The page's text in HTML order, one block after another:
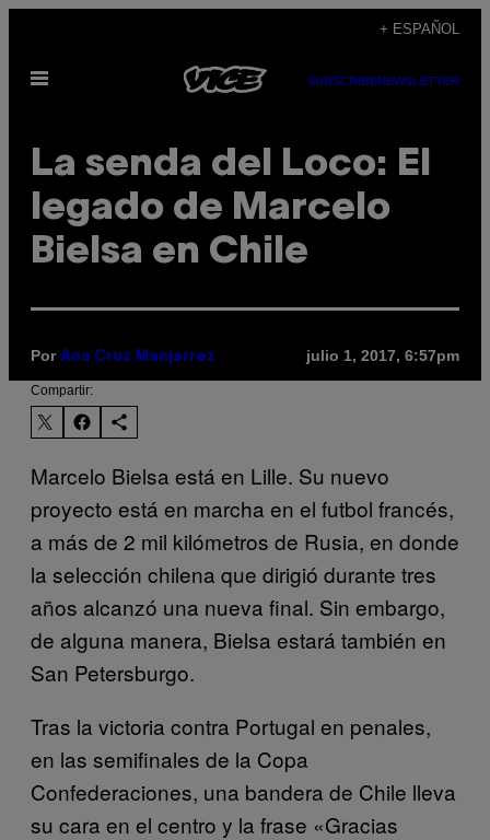
contenido
+ ESPAÑOL
Abrir
SUBSCRIBENEWSLETTER
La senda del Loco: El
legado de Marcelo
Bielsa en Chile
Por Ana Cruz Manjarrez julio 1, 2017, 6:57pm
Compartir:
Marcelo Bielsa está en Lille. Su nuevo
proyecto está en marcha en el futbol francés,
a más de 2 mil kilómetros de Rusia, en donde
la selección chilena que dirigió durante tres
años alcanzó una nueva final. Sin embargo,
de alguna manera, Bielsa estará también en
San Petersburgo.
Tras la victoria contra Portugal en penales,
en las semifinales de la Copa
Confederaciones, una bandera de Chile lleva
su cara en el centro y la frase «Gracias